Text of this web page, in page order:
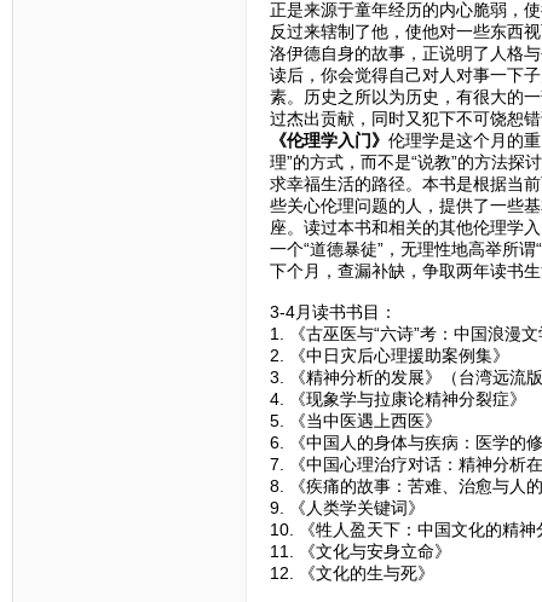
正是来源于童年经历的内心脆弱，
反过来辖制了他，使他对一些东西
洛伊德自身的故事，正说明了人格
读后，你会觉得自己对人对事一下
素。历史之所以为历史，有很大的
过杰出贡献，同时又犯下不可饶恕
《伦理学入门》 伦理学是这个月的
理”的方式，而不是“说教”的方法探
求幸福生活的路径。本书是根据当
些关心伦理问题的人，提供了一些
座。读过本书和相关的其他伦理学
一个“道德暴徒”，无理性地高举所
下个月，查漏补缺，争取两年读书
3-4月读书书目：
1. 《古巫医与“六诗”考：中国浪漫
2. 《中日灾后心理援助案例集》
3. 《精神分析的发展》（台湾远流
4. 《现象学与拉康论精神分裂症》
5. 《当中医遇上西医》
6. 《中国人的身体与疾病：医学的
7. 《中国心理治疗对话：精神分析
8. 《疾痛的故事：苦难、治愈与人
9. 《人类学关键词》
10. 《牲人盈天下：中国文化的精神
11. 《文化与安身立命》
12. 《文化的生与死》